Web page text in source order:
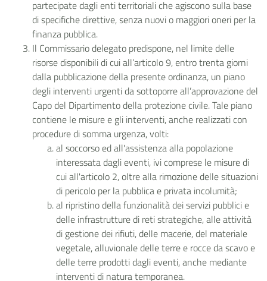
partecipate dagli enti territoriali che agiscono sulla base
di specifiche direttive, senza nuovi o maggiori oneri per la
finanza pubblica.
Il Commissario delegato predispone, nel limite delle
risorse disponibili di cui all’articolo 9, entro trenta giorni
dalla pubblicazione della presente ordinanza, un piano
degli interventi urgenti da sottoporre all’approvazione del
Capo del Dipartimento della protezione civile. Tale piano
contiene le misure e gli interventi, anche realizzati con
procedure di somma urgenza, volti:
al soccorso ed all'assistenza alla popolazione
interessata dagli eventi, ivi comprese le misure di
cui all'articolo 2, oltre alla rimozione delle situazioni
di pericolo per la pubblica e privata incolumità;
al ripristino della funzionalità dei servizi pubblici e
delle infrastrutture di reti strategiche, alle attività
di gestione dei rifiuti, delle macerie, del materiale
vegetale, alluvionale delle terre e rocce da scavo e
delle terre prodotti dagli eventi, anche mediante
interventi di natura temporanea.